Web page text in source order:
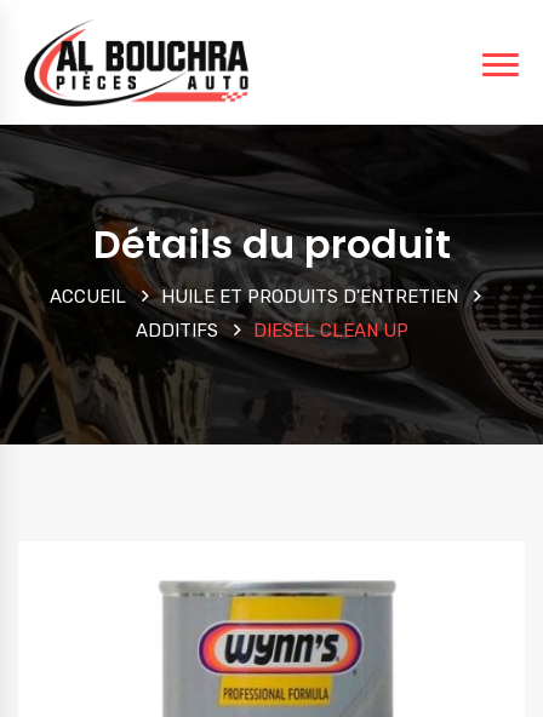
Détails du produit
ACCUEIL
HUILE ET PRODUITS D'ENTRETIEN
ADDITIFS
DIESEL CLEAN UP